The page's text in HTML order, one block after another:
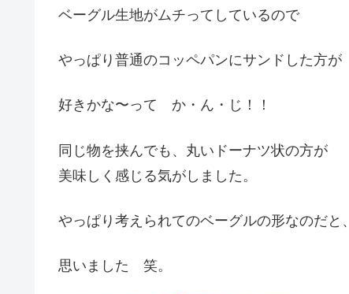
ベーグル生地がムチってしているので
やっぱり普通のコッペパンにサンドした方が
好きかな〜って か・ん・じ！！
同じ物を挟んでも、丸いドーナツ状の方が
美味しく感じる気がしました。
やっぱり考えられてのベーグルの形なのだと、
思いました 笑。